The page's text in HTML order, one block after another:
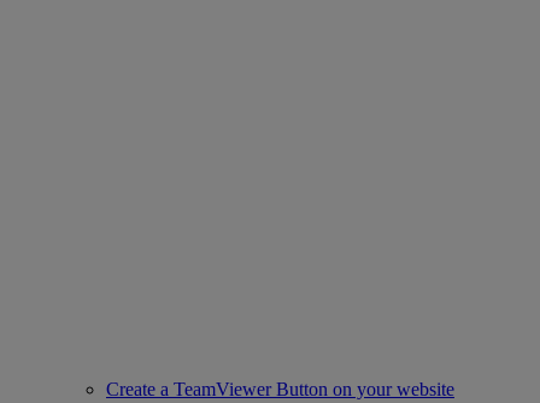
Create a TeamViewer Button on your website